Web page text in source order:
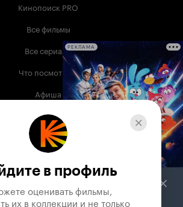
Кинопоиск PRO
Все фильмы
Все сериалы
Что посмотреть
Афиша
Музыка
Телепрограмма
Служба поддержки
РЕКЛАМА
в профиль
оценивать фильмы,
их в коллекции и не только